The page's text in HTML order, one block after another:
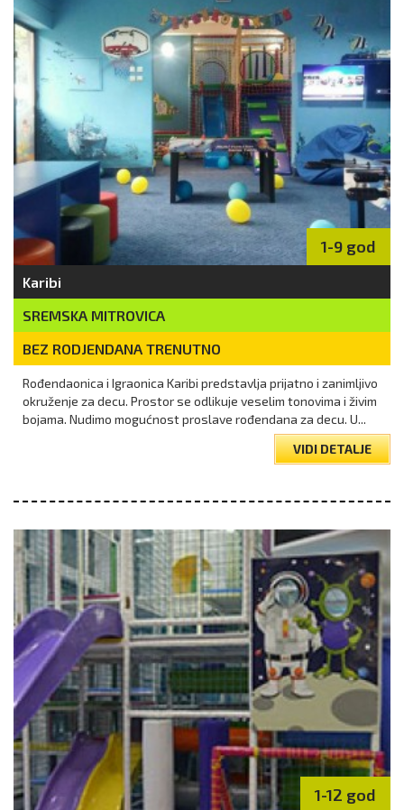
1-9 god
Karibi
SREMSKA MITROVICA
BEZ RODJENDANA TRENUTNO
Rođendaonica i Igraonica Karibi predstavlja prijatno i zanimljivo
okruženje za decu. Prostor se odlikuje veselim tonovima i živim
bojama. Nudimo mogućnost proslave rođendana za decu. U...
VIDI DETALJE
1-12 god